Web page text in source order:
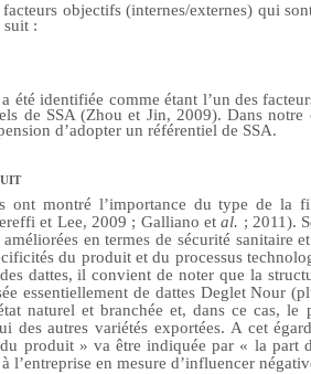
objectifs (internes/externes) qui
suit :
été identifiée comme étant l’un des
de SSA (Zhou et Jin, 2009). Dans
d’adopter un référentiel de SSA.
ont montré l’importance du type de la
et Lee, 2009 ; Galliano etal. ; 2011).
en termes de sécurité
du produit et du processus
dattes, il convient de noter que la
essentiellement de dattes Deglet Nour
naturel et branchée et, dans ce cas, le
des autres variétés exportées. A cet
produit » va être indiquée par « la part
l’entreprise en mesure d’influencer